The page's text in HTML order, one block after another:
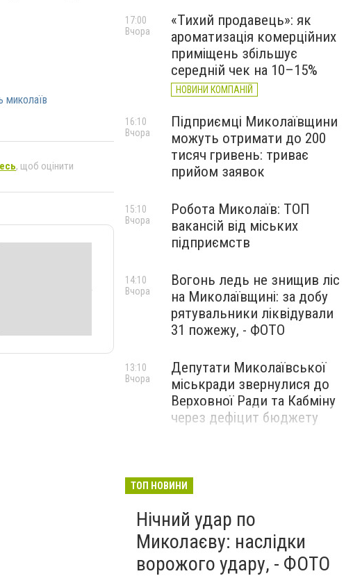
миколаїв
, щоб оцінити
«Тихий продавець»: як
ароматизація комерційних
приміщень збільшує
середній чек на 10–15%
НОВИНИ КОМПАНІЙ
17:00
Вчора
Підприємці Миколаївщини
можуть отримати до 200
тисяч гривень: триває
прийом заявок
16:10
Вчора
Робота Миколаїв: ТОП
вакансій від міських
підприємств
15:10
Вчора
Вогонь ледь не знищив ліс
на Миколаївщині: за добу
рятувальники ліквідували
31 пожежу, - ФОТО
14:10
Вчора
Депутати Миколаївської
міськради звернулися до
Верховної Ради та Кабміну
через дефіцит бюджету
13:10
Вчора
ТОП НОВИНИ
Нічний удар по
Миколаєву: наслідки
ворожого удару, - ФОТО